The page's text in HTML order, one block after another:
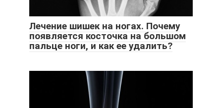
Лечение шишек на ногах. Почему
появляется косточка на большом
пальце ноги, и как ее удалить?